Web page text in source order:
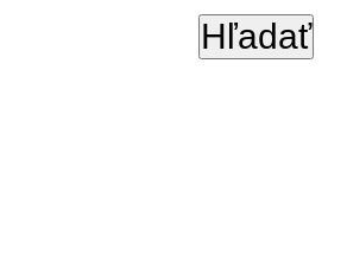
Hľadať